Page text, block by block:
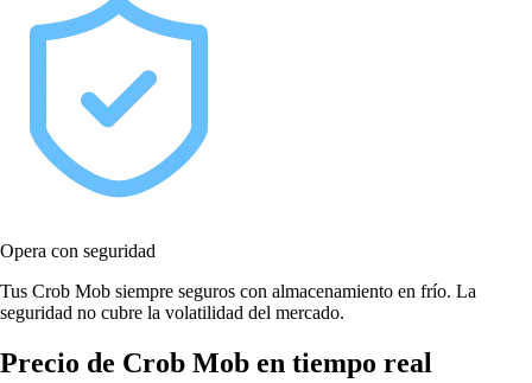
Opera con seguridad
Tus Crob Mob siempre seguros con almacenamiento en frío. La
seguridad no cubre la volatilidad del mercado.
Precio de Crob Mob en tiempo real